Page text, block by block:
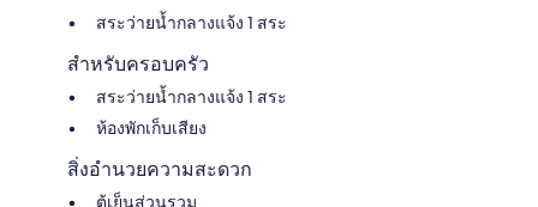
สระว่ายน้ำกลางแจ้ง 1 สระ
สำหรับครอบครัว
สระว่ายน้ำกลางแจ้ง 1 สระ
ห้องพักเก็บเสียง
สิ่งอำนวยความสะดวก
ตู้เย็นส่วนรวม